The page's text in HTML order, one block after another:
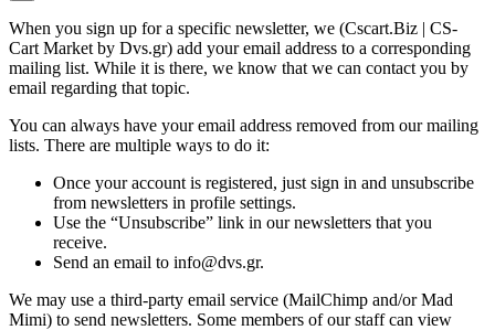
When you sign up for a specific newsletter, we (Cscart.Biz | CS-
Cart Market by Dvs.gr) add your email address to a corresponding
mailing list. While it is there, we know that we can contact you by
email regarding that topic.
You can always have your email address removed from our mailing
lists. There are multiple ways to do it:
Once your account is registered, just sign in and unsubscribe
from newsletters in profile settings.
Use the “Unsubscribe” link in our newsletters that you
receive.
Send an email to info@dvs.gr.
We may use a third-party email service (MailChimp and/or Mad
Mimi) to send newsletters. Some members of our staff can view